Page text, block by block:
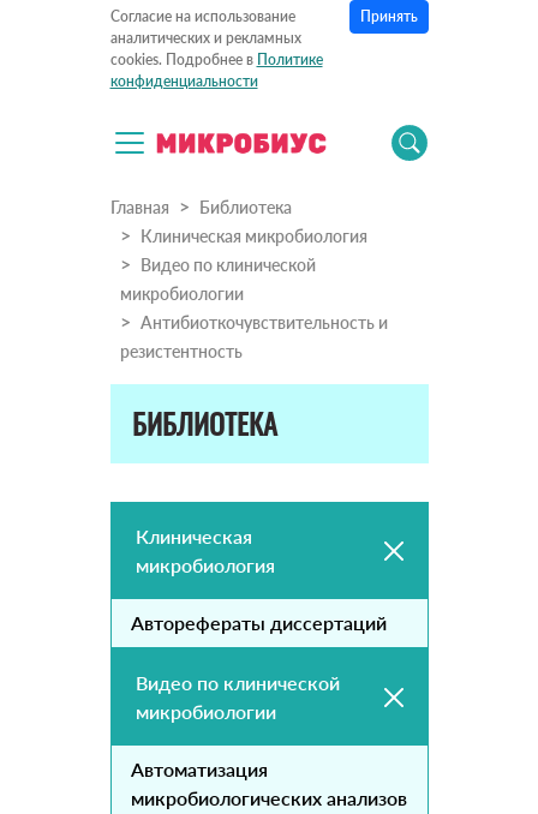
Согласие на использование
аналитических и рекламных
cookies. Подробнее в Политике
конфиденциальности
Принять
Главная
Библиотека
Клиническая микробиология
Видео по клинической
микробиологии
Антибиоткочувствительность и
резистентность
БИБЛИОТЕКА
Клиническая
микробиология
Авторефераты диссертаций
Видео по клинической
микробиологии
Автоматизация
микробиологических анализов